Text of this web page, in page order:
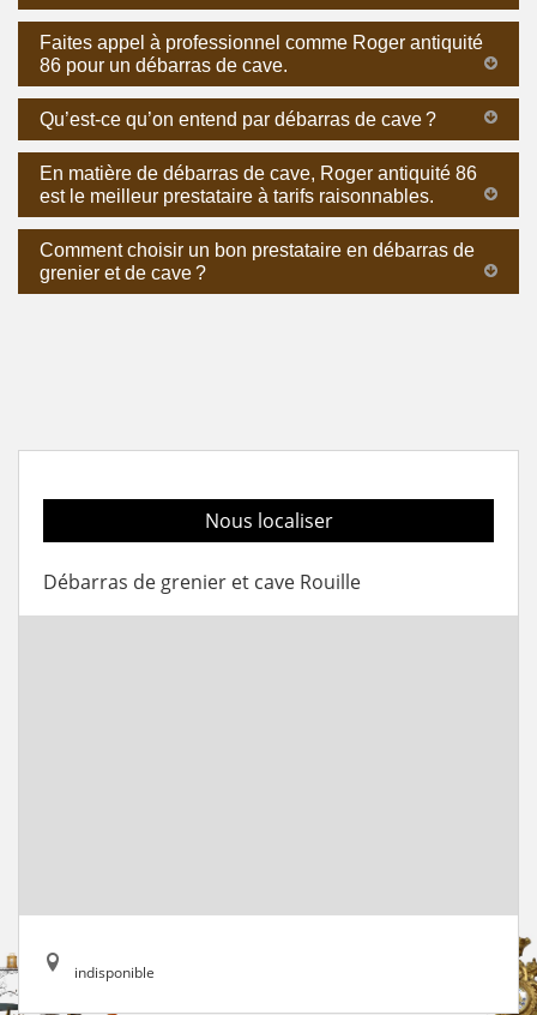
Faites appel à professionnel comme Roger antiquité
86 pour un débarras de cave.
Qu’est-ce qu’on entend par débarras de cave ?
En matière de débarras de cave, Roger antiquité 86
est le meilleur prestataire à tarifs raisonnables.
Comment choisir un bon prestataire en débarras de
grenier et de cave ?
Nous localiser
Débarras de grenier et cave Rouille
indisponible